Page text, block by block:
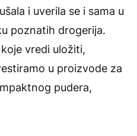
i uverila se i sama u
poznatih drogerija.
vredi uložiti,
u proizvode za
pudera,